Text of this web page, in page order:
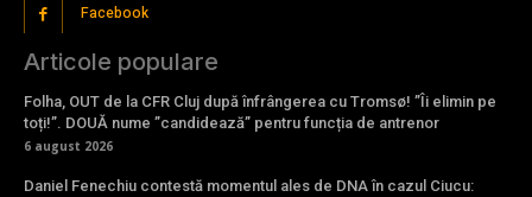
Facebook
Articole populare
Folha, OUT de la CFR Cluj după înfrângerea cu Tromsø! ”Îi elimin pe
toți!”. DOUĂ nume ”candidează” pentru funcția de antrenor
6 august 2026
Daniel Fenechiu contestă momentul ales de DNA în cazul Ciucu: